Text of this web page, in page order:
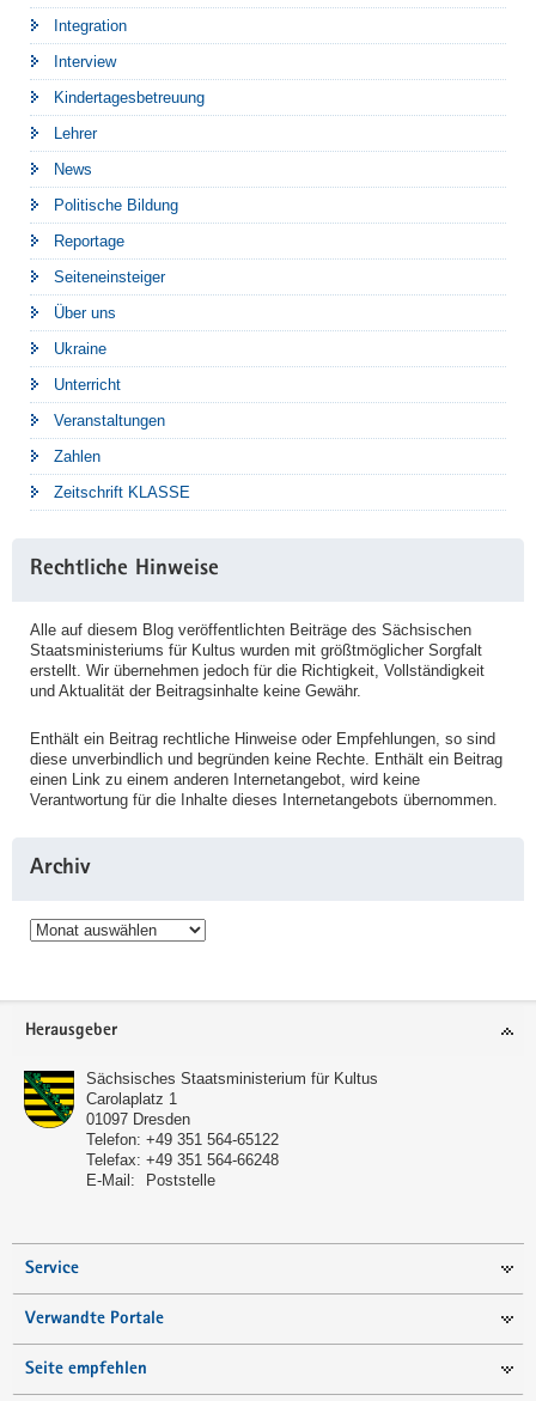
Integration
Interview
Kindertagesbetreuung
Lehrer
News
Politische Bildung
Reportage
Seiteneinsteiger
Über uns
Ukraine
Unterricht
Veranstaltungen
Zahlen
Zeitschrift KLASSE
Rechtliche Hinweise
Alle auf diesem Blog veröffentlichten Beiträge des Sächsischen
Staatsministeriums für Kultus wurden mit größtmöglicher Sorgfalt
erstellt. Wir übernehmen jedoch für die Richtigkeit, Vollständigkeit
und Aktualität der Beitragsinhalte keine Gewähr.
Enthält ein Beitrag rechtliche Hinweise oder Empfehlungen, so sind
diese unverbindlich und begründen keine Rechte. Enthält ein Beitrag
einen Link zu einem anderen Internetangebot, wird keine
Verantwortung für die Inhalte dieses Internetangebots übernommen.
Archiv
Archiv
Service
Herausgeber
Sächsisches Staatsministerium für Kultus
Carolaplatz 1
01097 Dresden
Telefon: +49 351 564-65122
Telefax: +49 351 564-66248
E-Mail:
Poststelle
Service
Verwandte Portale
Seite empfehlen